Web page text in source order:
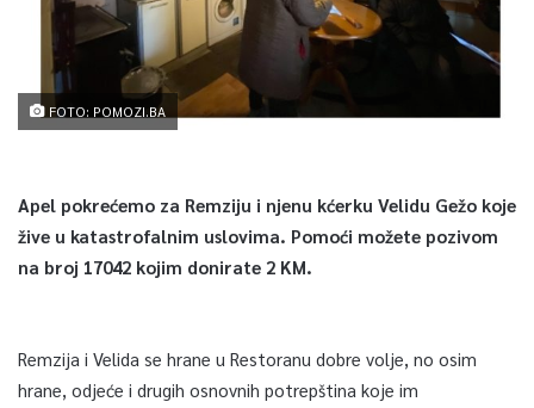
FOTO: POMOZI.BA
Apel pokrećemo za Remziju i njenu kćerku Velidu Gežo koje
žive u katastrofalnim uslovima. Pomoći možete pozivom
na broj 17042 kojim donirate 2 KM.
Remzija i Velida se hrane u Restoranu dobre volje, no osim
hrane, odjeće i drugih osnovnih potrepština koje im